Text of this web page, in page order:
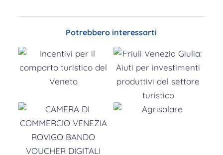
Potrebbero interessarti